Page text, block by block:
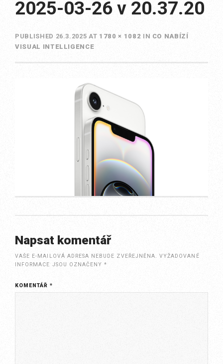
2025-03-26 v 20.37.20
PUBLISHED 26.3.2025 AT 1780 × 1082 IN CO NABÍZÍ
VISUAL INTELLIGENCE
Napsat komentář
VAŠE E-MAILOVÁ ADRESA NEBUDE ZVEŘEJNĚNA. VYŽADOVANÉ
INFORMACE JSOU OZNAČENY*
KOMENTÁŘ*